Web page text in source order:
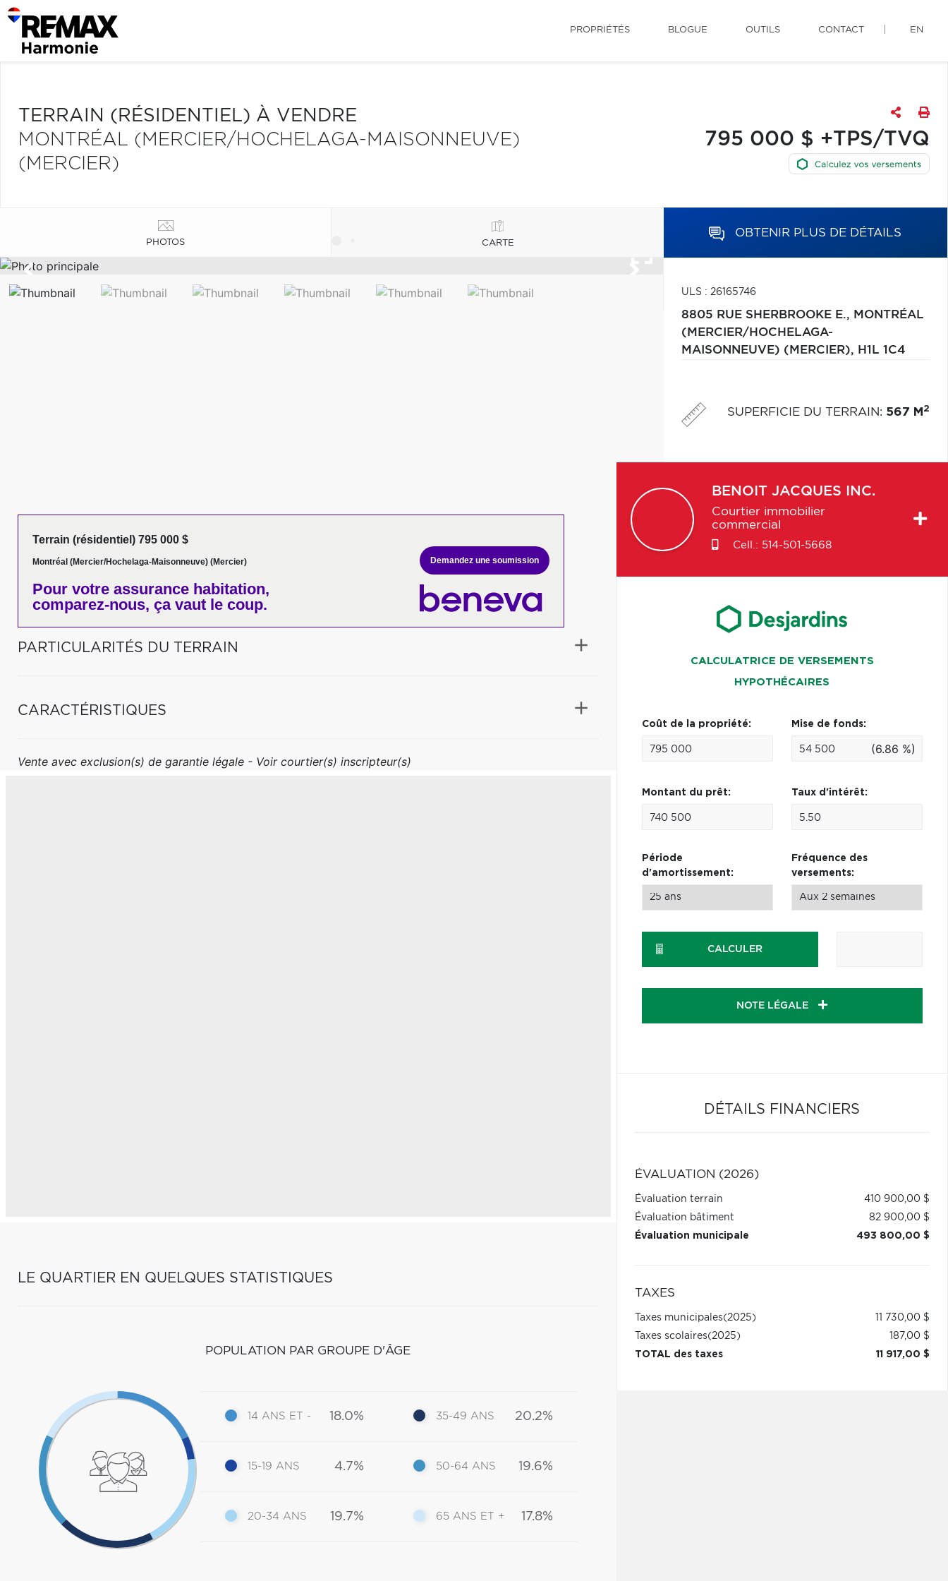
PROPRIÉTÉS BLOGUE OUTILS CONTACT EN
TERRAIN (RÉSIDENTIEL) À VENDRE
MONTRÉAL (MERCIER/HOCHELAGA-MAISONNEUVE)
(MERCIER)
795 000 $ +TPS/TVQ
PHOTOS CARTE
OBTENIR PLUS DE DÉTAILS
ULS : 26165746
8805 RUE SHERBROOKE E., MONTRÉAL
(MERCIER/HOCHELAGA-
MAISONNEUVE) (MERCIER), H1L 1C4
SUPERFICIE DU TERRAIN: 567 M 2
Terrain (résidentiel) 795 000 $
Montréal (Mercier/Hochelaga-Maisonneuve) (Mercier)
Pour votre assurance habitation,
comparez-nous, ça vaut le coup.
Demandez une soumission
PARTICULARITÉS DU TERRAIN
CARACTÉRISTIQUES
Vente avec exclusion(s) de garantie légale - Voir courtier(s) inscripteur(s)
LE QUARTIER EN QUELQUES STATISTIQUES
POPULATION PAR GROUPE D'ÂGE
14 ANS ET - 18.0%
15-19 ANS 4.7%
20-34 ANS 19.7%
35-49 ANS 20.2%
50-64 ANS 19.6%
65 ANS ET + 17.8%
BENOIT JACQUES INC.
Courtier immobilier
commercial
Cell.: 514-501-5668
CALCULATRICE DE VERSEMENTS
HYPOTHÉCAIRES
Coût de la propriété: Mise de fonds:
(6.86 %)
Montant du prêt: Taux d'intérêt:
Période
d'amortissement:
Fréquence des
versements:
CALCULER
NOTE LÉGALE
DÉTAILS FINANCIERS
ÉVALUATION (2026)
Évaluation terrain
410 900,00 $
Évaluation bâtiment
82 900,00 $
Évaluation municipale
493 800,00 $
TAXES
Taxes municipales(2025)
11 730,00 $
Taxes scolaires(2025)
187,00 $
TOTAL des taxes
11 917,00 $